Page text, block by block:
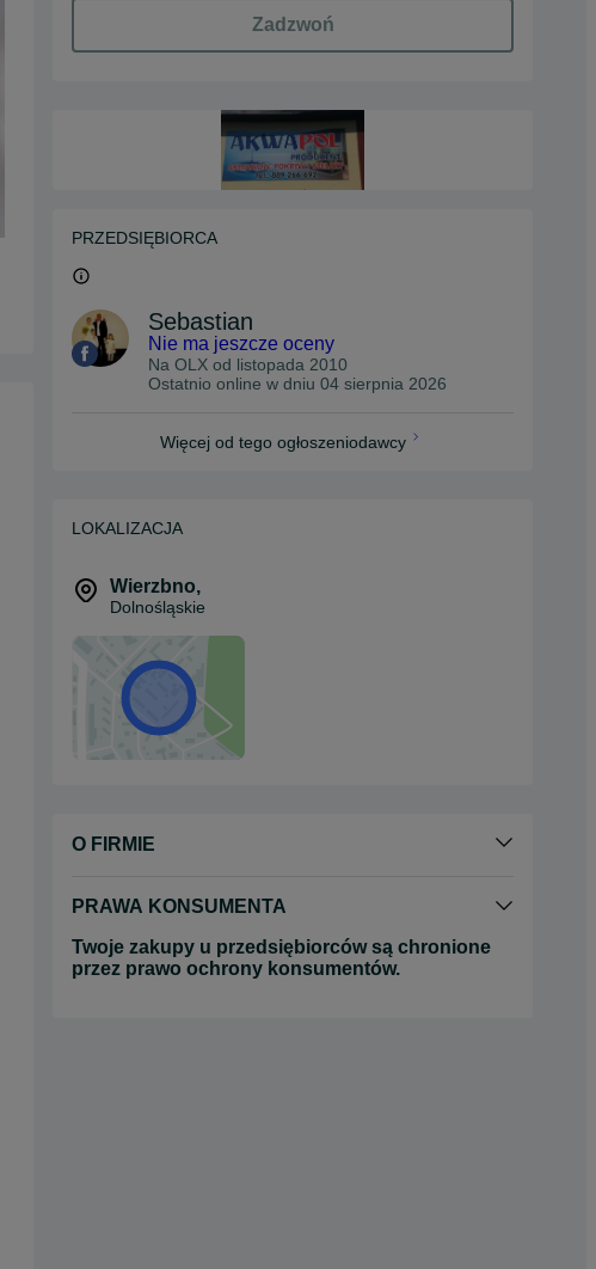
Zadzwoń
PRZEDSIĘBIORCA
Sebastian
Nie ma jeszcze oceny
Na OLX od listopada 2010
Ostatnio online w dniu 04 sierpnia 2026
Więcej od tego ogłoszeniodawcy
LOKALIZACJA
Wierzbno,
Dolnośląskie
O FIRMIE
PRAWA KONSUMENTA
Twoje zakupy u przedsiębiorców są chronione
przez prawo ochrony konsumentów.